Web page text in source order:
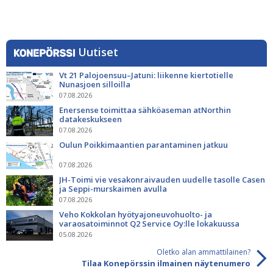
Uutiset
Vt 21 Palojoensuu–Jatuni: liikenne kiertotielle
Nunasjoen silloilla
07.08.2026
Enersense toimittaa sähköaseman atNorthin
datakeskukseen
07.08.2026
Oulun Poikkimaantien parantaminen jatkuu
07.08.2026
JH-Toimi vie vesakonraivauden uudelle tasolle Casen
ja Seppi-murskaimen avulla
07.08.2026
Veho Kokkolan hyötyajoneuvohuolto- ja
varaosatoiminnot Q2 Service Oy:lle lokakuussa
05.08.2026
Oletko alan ammattilainen?
Tilaa Konepörssin ilmainen näytenumero